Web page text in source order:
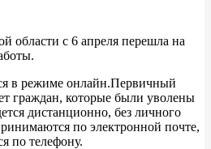
области с 6 апреля перешла на
в режиме онлайн.Первичный
граждан, которые были уволены
дистанционно, без личного
по электронной почте,
по телефону.